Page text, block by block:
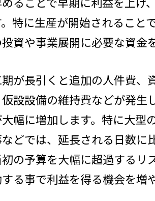
。特に生産が開始されること
資や事業展開に必要な資金
が長引くと追加の人件費、
設設備の維持費などが発生
幅に増加します。特に大型
などでは、延長される日数に
の予算を大幅に超過するリ
る事で利益を得る機会を増